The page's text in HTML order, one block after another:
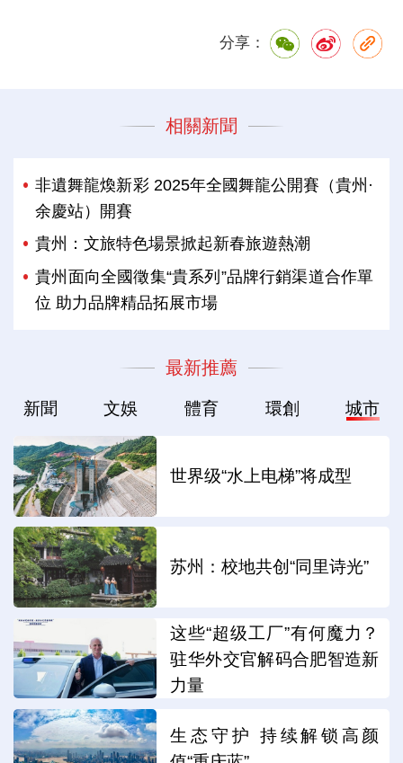
分享：
相關新聞
非遺舞龍煥新彩 2025年全國舞龍公開賽（貴州·
余慶站）開賽
貴州：文旅特色場景掀起新春旅遊熱潮
貴州面向全國徵集“貴系列”品牌行銷渠道合作單
位 助力品牌精品拓展市場
最新推薦
新聞 文娛 體育 環創 城市
世界级“水上电梯”将成型
苏州：校地共创“同里诗光”
这些“超级工厂”有何魔力？
驻华外交官解码合肥智造新
力量
生态守护 持续解锁高颜